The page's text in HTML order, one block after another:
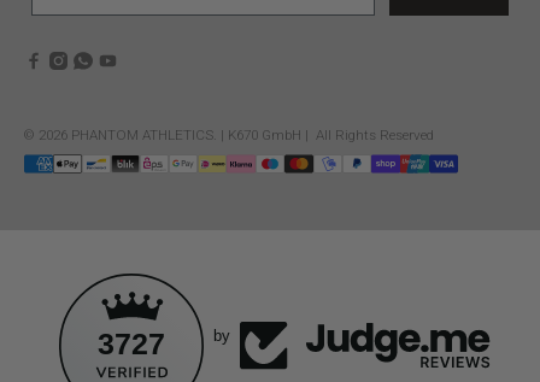
© 2026 PHANTOM ATHLETICS. | K670 GmbH | All Rights Reserved
3727 by